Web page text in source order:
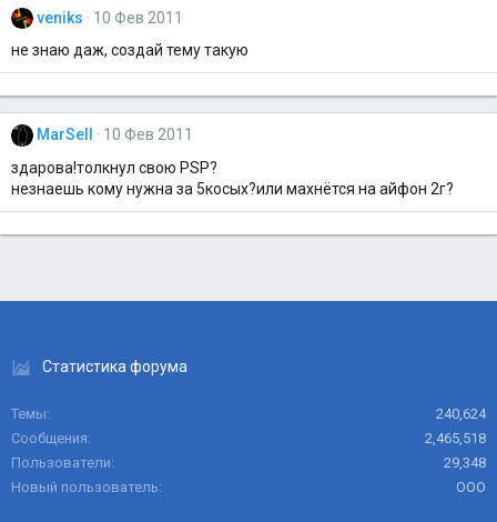
veniks
10 Фев 2011
не знаю даж, создай тему такую
MarSell
10 Фев 2011
здарова!толкнул свою PSP?
незнаешь кому нужна за 5косых?или махнётся на айфон 2г?
Статистика форума
Темы
240,624
Сообщения
2,465,518
Пользователи
29,348
Новый пользователь
ООО